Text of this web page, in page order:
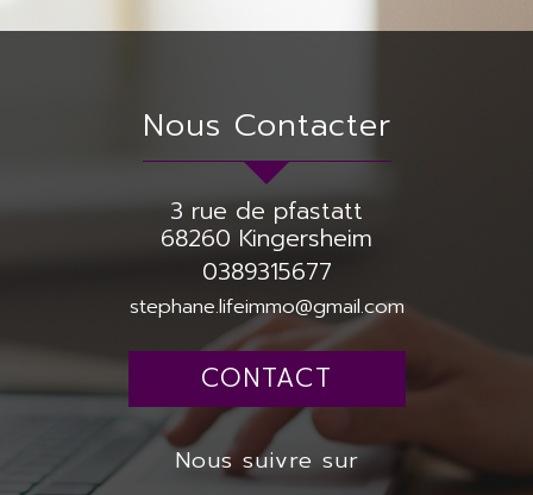
Nous Contacter
3 rue de pfastatt
68260 Kingersheim
0389315677
stephane.lifeimmo@gmail.com
CONTACT
Nous suivre sur